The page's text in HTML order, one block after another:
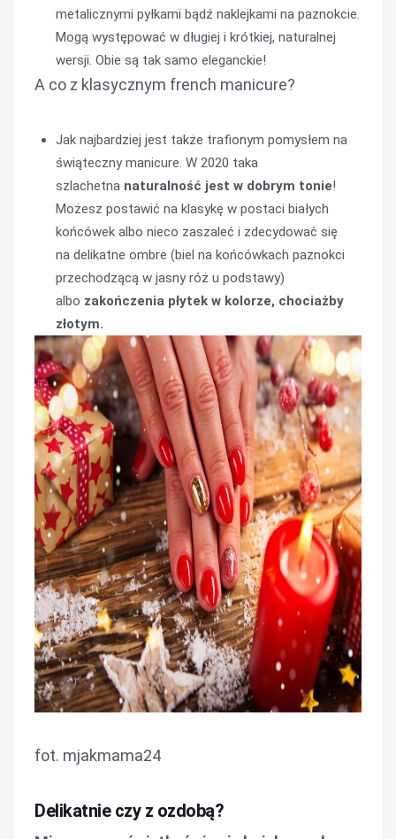
metalicznymi pyłkami bądź naklejkami na paznokcie.
Mogą występować w długiej i krótkiej, naturalnej
wersji. Obie są tak samo eleganckie!
A co z klasycznym french manicure?
Jak najbardziej jest także trafionym pomysłem na
świąteczny manicure. W 2020 taka
szlachetna naturalność jest w dobrym tonie!
Możesz postawić na klasykę w postaci białych
końcówek albo nieco zaszaleć i zdecydować się
na delikatne ombre (biel na końcówkach paznokci
przechodzącą w jasny róż u podstawy)
albo zakończenia płytek w kolorze, chociażby
złotym.
fot. mjakmama24
Delikatnie czy z ozdobą?